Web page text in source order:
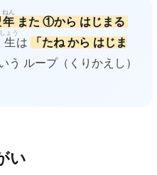
年
ねん
また ①から はじまる
ょう
は
「たね から はじま
う ループ（くりかえし）
い